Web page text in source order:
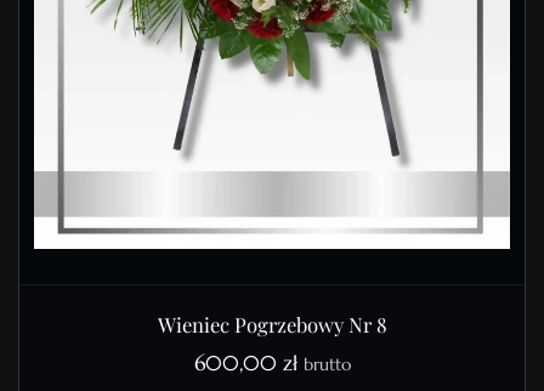
Wieniec Pogrzebowy Nr 8
600,00 zł brutto